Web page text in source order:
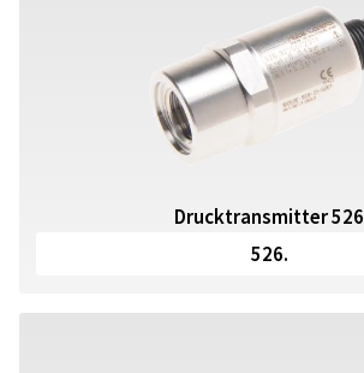
Drucktransmitter 526
526.